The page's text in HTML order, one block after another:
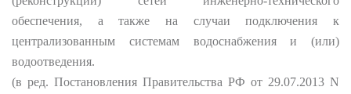
обеспечения, а также на случаи подключения к
централизованным системам водоснабжения и (или)
водоотведения.
(в ред. Постановления Правительства РФ от 29.07.2013 N